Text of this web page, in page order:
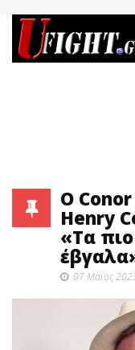
O
Henry
«Τα
07 Μαϊος